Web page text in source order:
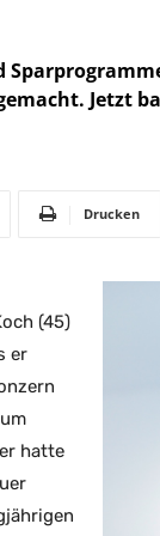
Jetzt
Drucken
(45)
er
hatte